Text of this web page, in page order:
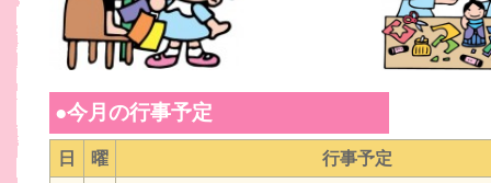
●今月の行事予定
日 曜
行事予定